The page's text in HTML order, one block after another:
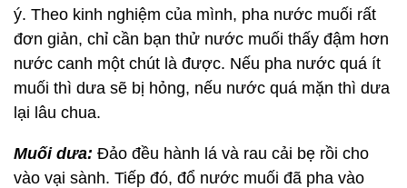
ý. Theo kinh nghiệm của mình, pha nước muối rất
đơn giản, chỉ cần bạn thử nước muối thấy đậm hơn
nước canh một chút là được. Nếu pha nước quá ít
muối thì dưa sẽ bị hỏng, nếu nước quá mặn thì dưa
lại lâu chua.
Muối dưa: Đảo đều hành lá và rau cải bẹ rồi cho
vào vại sành. Tiếp đó, đổ nước muối đã pha vào